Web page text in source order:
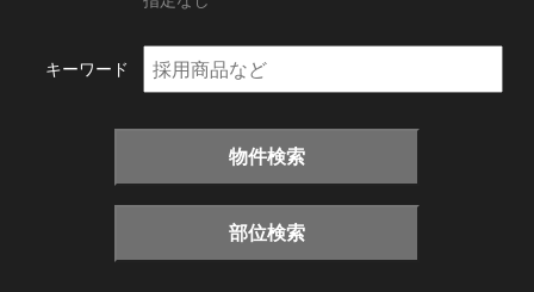
キーワード
物件検索
部位検索